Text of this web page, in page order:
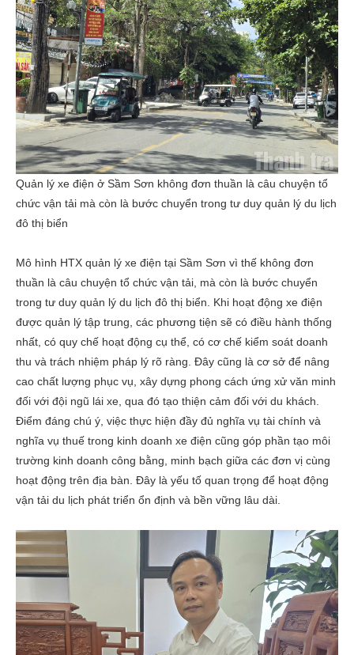
Quản lý xe điện ở Sầm Sơn không đơn thuần là câu chuyện tổ
chức vận tải mà còn là bước chuyển trong tư duy quản lý du lịch
đô thị biển
Mô hình HTX quản lý xe điện tại Sầm Sơn vì thế không đơn
thuần là câu chuyện tổ chức vận tải, mà còn là bước chuyển
trong tư duy quản lý du lịch đô thị biển. Khi hoạt động xe điện
được quản lý tập trung, các phương tiện sẽ có điều hành thống
nhất, có quy chế hoạt động cụ thể, có cơ chế kiểm soát doanh
thu và trách nhiệm pháp lý rõ ràng. Đây cũng là cơ sở để nâng
cao chất lượng phục vụ, xây dựng phong cách ứng xử văn minh
đối với đội ngũ lái xe, qua đó tạo thiện cảm đối với du khách.
Điểm đáng chú ý, việc thực hiện đầy đủ nghĩa vụ tài chính và
nghĩa vụ thuế trong kinh doanh xe điện cũng góp phần tạo môi
trường kinh doanh công bằng, minh bạch giữa các đơn vị cùng
hoạt động trên địa bàn. Đây là yếu tố quan trọng để hoạt động
vận tải du lịch phát triển ổn định và bền vững lâu dài.